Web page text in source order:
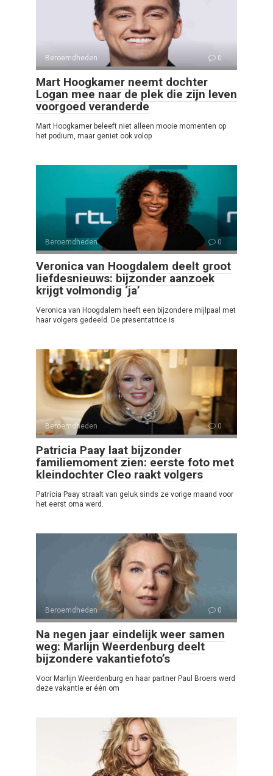
Beroemdheden 0
Mart Hoogkamer neemt dochter
Logan mee naar de plek die zijn leven
voorgoed veranderde
Mart Hoogkamer beleeft niet alleen mooie momenten op
het podium, maar geniet ook volop
Beroemdheden 0
Veronica van Hoogdalem deelt groot
liefdesnieuws: bijzonder aanzoek
krijgt volmondig ‘ja’
Veronica van Hoogdalem heeft een bijzondere mijlpaal met
haar volgers gedeeld. De presentatrice is
Beroemdheden 0
Patricia Paay laat bijzonder
familiemoment zien: eerste foto met
kleindochter Cleo raakt volgers
Patricia Paay straalt van geluk sinds ze vorige maand voor
het eerst oma werd.
Beroemdheden 0
Na negen jaar eindelijk weer samen
weg: Marlijn Weerdenburg deelt
bijzondere vakantiefoto’s
Voor Marlijn Weerdenburg en haar partner Paul Broers werd
deze vakantie er één om